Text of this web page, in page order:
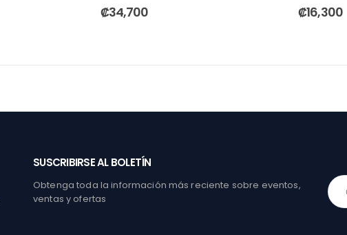
0out of 5
₡34,700 0out of 5
₡16,300
SUSCRIBIRSE AL BOLETÍN
Obtenga toda la información más reciente sobre eventos,
ventas y ofertas